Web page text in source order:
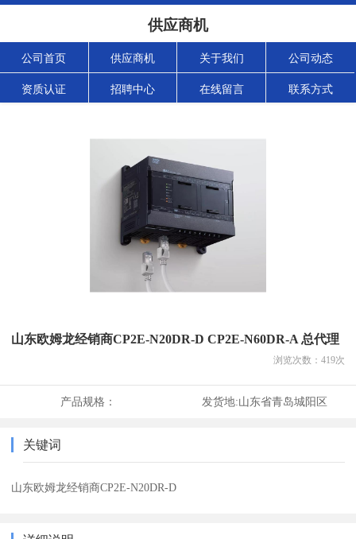
供应商机
公司首页 供应商机 关于我们 公司动态
资质认证 招聘中心 在线留言 联系方式
山东欧姆龙经销商CP2E-N20DR-D CP2E-N60DR-A 总代理
浏览次数： 419次
产品规格： 发货地:山东省青岛城阳区
关键词
山东欧姆龙经销商CP2E-N20DR-D